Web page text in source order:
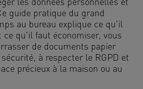
les données personnelles et
guide pratique du grand
au bureau explique ce qu’il
qu’il faut économiser, vous
de documents papier
à respecter le RGPD et
précieux à la maison ou au